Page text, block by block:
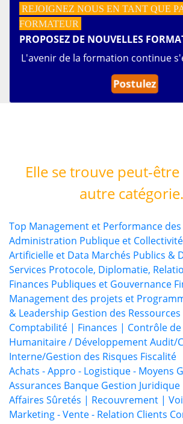
REJOIGNEZ NOUS EN TANT QUE
FORMATEUR
PROPOSEZ DE NOUVELLES
L'avenir de la formation continue
Postulez
Elle se trouve peut-
autre
Top Management et Performance
Administration Publique et
Artificielle et Data Marchés Publics &
Services Protocole, Diplomatie,
Finances Publiques et Gouvernance
Management des projets et
& Leadership Gestion des
Comptabilité | Finances | Contrôle de
Humanitaire / DéveloppementAudit/
Interne/Gestion des Risques Fiscalité
Achats - Appro - Logistique - Moyens
Assurances Banque Gestion
Affaires Sûretés | Recouvrement |
Marketing - Vente - Relation Clients